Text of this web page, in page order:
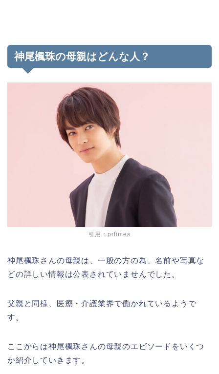
神尾楓珠の母親はどんな人？
引用：prtimes
神尾楓珠さんの母親は、一般の方の為、名前や写真な
どの詳しい情報は公表されていませんでした。
父親と同様、医療・介護業界で働かれているようで
す。
ここからは神尾楓珠さんの母親のエピソードをいくつ
か紹介していきます。